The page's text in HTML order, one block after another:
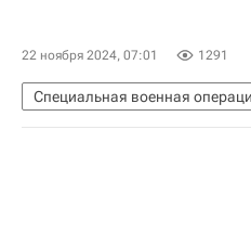
22 ноября 2024, 07:01 1291
Специальная военная
Брянская область